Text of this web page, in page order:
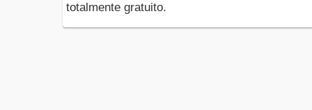
totalmente gratuito.